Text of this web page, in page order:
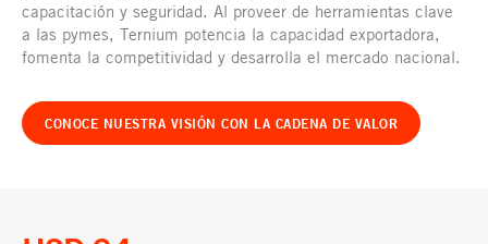
capacitación y seguridad. Al proveer de herramientas clave
a las pymes, Ternium potencia la capacidad exportadora,
fomenta la competitividad y desarrolla el mercado nacional.
CONOCE NUESTRA VISIÓN CON LA CADENA DE VALOR